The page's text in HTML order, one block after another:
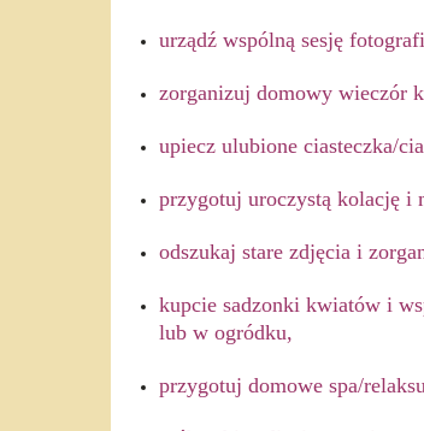
urządź wspólną sesję
zorganizuj domowy wieczór
upiecz ulubione ciasteczka/
przygotuj uroczystą kolację i
odszukaj stare zdjęcia i
kupcie sadzonki kwiatów i
lub w ogródku,
przygotuj domowe spa/